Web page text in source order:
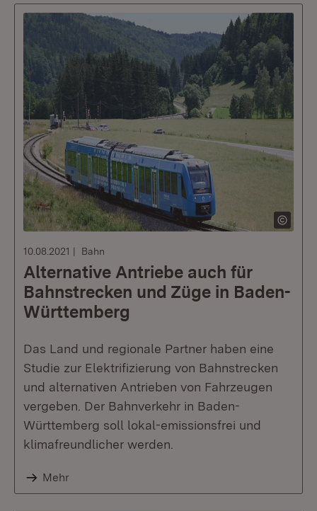
10.08.2021 Bahn
Alternative Antriebe auch für
Bahnstrecken und Züge in Baden-
Württemberg
Das Land und regionale Partner haben eine
Studie zur Elektrifizierung von Bahnstrecken
und alternativen Antrieben von Fahrzeugen
vergeben. Der Bahnverkehr in Baden-
Württemberg soll lokal-emissionsfrei und
klimafreundlicher werden.
Mehr